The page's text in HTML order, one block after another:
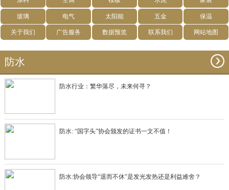
玻璃 电气 太阳能 五金 保温
关于我们 广告服务 数据预览 联系我们 网站地图
防水
防水行业：繁华落尽，未来何寻？
防水: “国字头”协会颁发的证书一文不值！
防水:协会领导“退而不休”是发光发热还是利益难舍？